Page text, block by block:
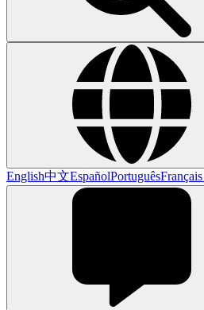
English中文EspañolPortuguêsFrançais